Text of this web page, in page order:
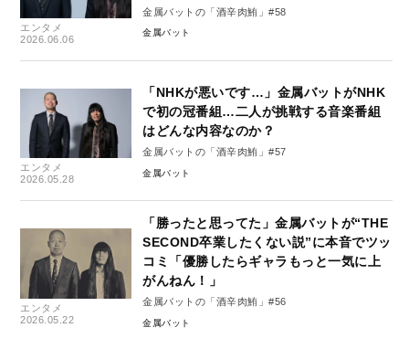
エンタメ
2026.06.06
金属バットの「酒辛肉鮪」#58
金属バット
エンタメ
2026.05.28
「NHKが悪いです…」金属バットがNHK
で初の冠番組…二人が挑戦する音楽番組
はどんな内容なのか？
金属バットの「酒辛肉鮪」#57
金属バット
エンタメ
2026.05.22
「勝ったと思ってた」金属バットが“THE
SECOND卒業したくない説”に本音でツッ
コミ「優勝したらギャラもっと一気に上
がんねん！」
金属バットの「酒辛肉鮪」#56
金属バット